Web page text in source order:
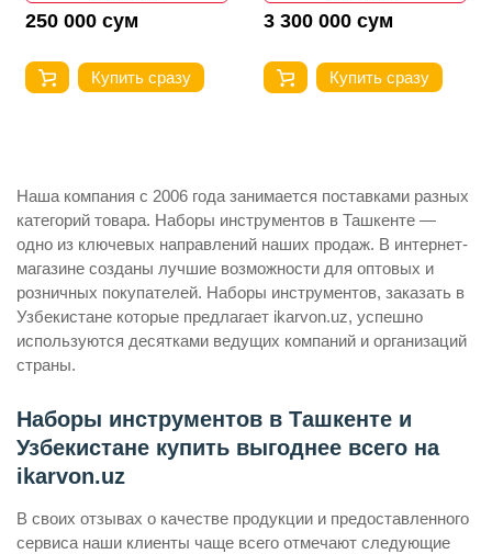
250 000 сум
Купить сразу
3 300 000 сум
Купить сразу
Наша компания с 2006 года занимается поставками разных
категорий товара. Наборы инструментов в Ташкенте —
одно из ключевых направлений наших продаж. В интернет-
магазине созданы лучшие возможности для оптовых и
розничных покупателей. Наборы инструментов, заказать в
Узбекистане которые предлагает ikarvon.uz, успешно
используются десятками ведущих компаний и организаций
страны.
Наборы инструментов в Ташкенте и
Узбекистане купить выгоднее всего на
ikarvon.uz
В своих отзывах о качестве продукции и предоставленного
сервиса наши клиенты чаще всего отмечают следующие